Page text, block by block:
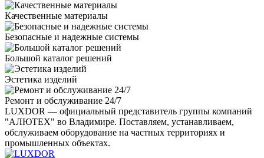
Качественные материалы
Безопасные и надежные системы
Большой каталог решений
Эстетика изделий
Ремонт и обслуживание 24/7
LUXDOR — официальный представитель группы компаний
"АЛЮТЕХ" во Владимире. Поставляем, устанавливаем,
обслуживаем оборудование на частных территориях и
промышленных объектах.